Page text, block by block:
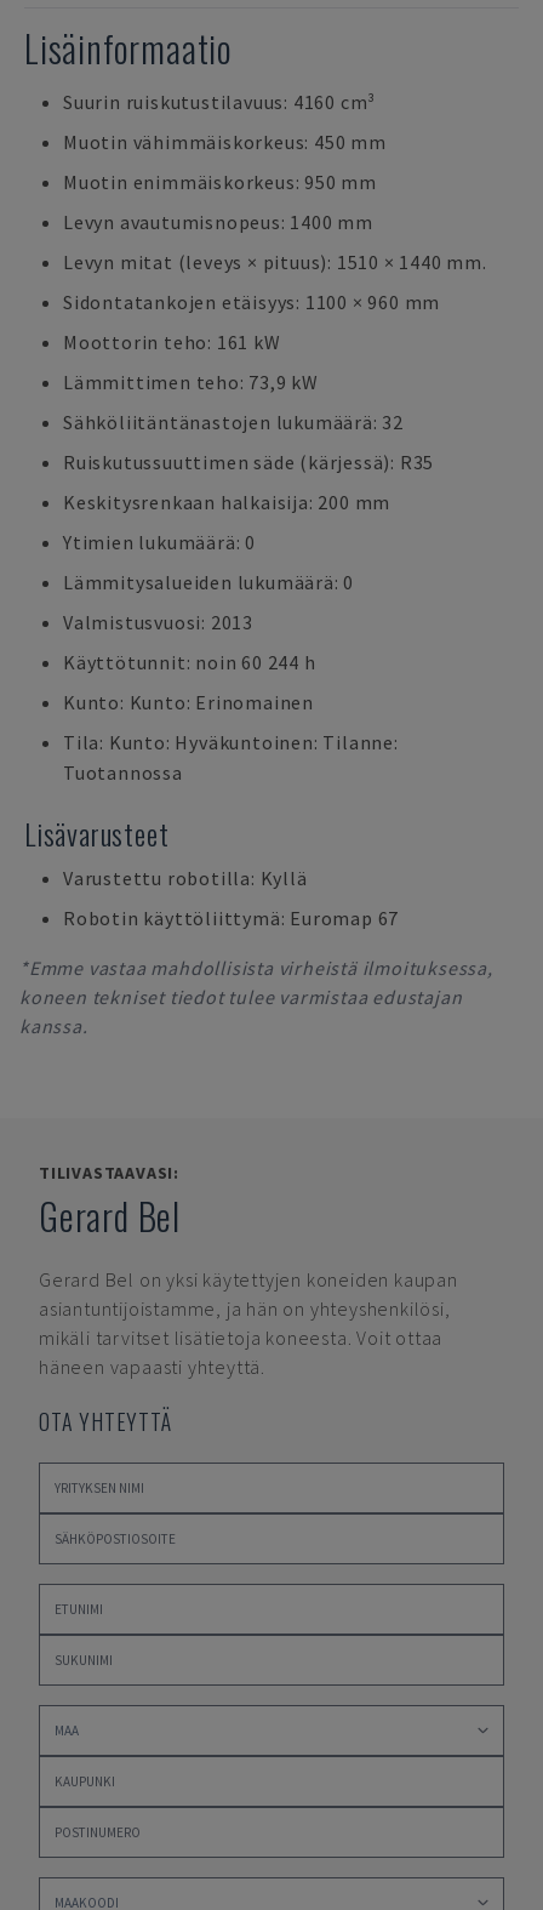
Lisäinformaatio
Suurin ruiskutustilavuus: 4160 cm³
Muotin vähimmäiskorkeus: 450 mm
Muotin enimmäiskorkeus: 950 mm
Levyn avautumisnopeus: 1400 mm
Levyn mitat (leveys × pituus): 1510 × 1440 mm.
Sidontatankojen etäisyys: 1100 × 960 mm
Moottorin teho: 161 kW
Lämmittimen teho: 73,9 kW
Sähköliitäntänastojen lukumäärä: 32
Ruiskutussuuttimen säde (kärjessä): R35
Keskitysrenkaan halkaisija: 200 mm
Ytimien lukumäärä: 0
Lämmitysalueiden lukumäärä: 0
Valmistusvuosi: 2013
Käyttötunnit: noin 60 244 h
Kunto: Kunto: Erinomainen
Tila: Kunto: Hyväkuntoinen: Tilanne:
Tuotannossa
Lisävarusteet
Varustettu robotilla: Kyllä
Robotin käyttöliittymä: Euromap 67
*Emme vastaa mahdollisista virheistä ilmoituksessa,
koneen tekniset tiedot tulee varmistaa edustajan
kanssa.
TILIVASTAAVASI:
Gerard Bel
Gerard Bel on yksi käytettyjen koneiden kaupan
asiantuntijoistamme, ja hän on yhteyshenkilösi,
mikäli tarvitset lisätietoja koneesta. Voit ottaa
häneen vapaasti yhteyttä.
OTA YHTEYTTÄ